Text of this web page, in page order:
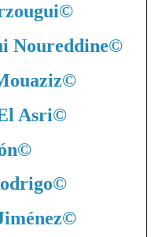
©
Noureddine©
©
Asri©
©
©
©